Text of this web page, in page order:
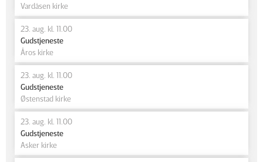
Vardåsen kirke
23. aug. kl. 11.00
Gudstjeneste
Åros kirke
23. aug. kl. 11.00
Gudstjeneste
Østenstad kirke
23. aug. kl. 11.00
Gudstjeneste
Asker kirke